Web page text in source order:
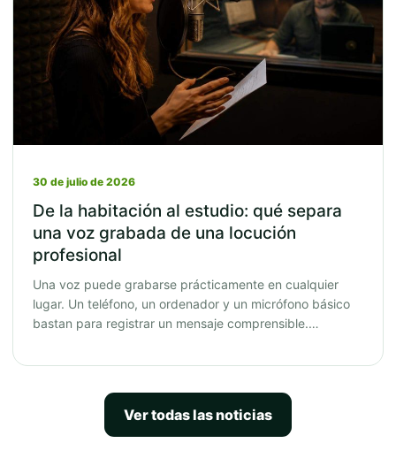
30 de julio de 2026
De la habitación al estudio: qué separa
una voz grabada de una locución
profesional
Una voz puede grabarse prácticamente en cualquier
lugar. Un teléfono, un ordenador y un micrófono básico
bastan para registrar un mensaje comprensible.…
Ver todas las noticias